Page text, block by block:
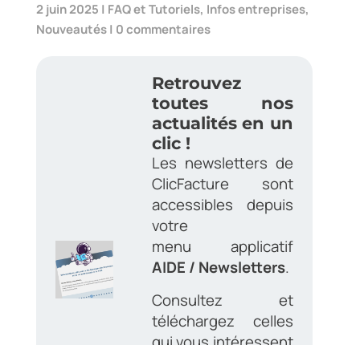
2 juin 2025 | FAQ et Tutoriels, Infos entreprises,
Nouveautés| 0 commentaires
Retrouvez
toutes nos
actualités en un
clic !
Les newsletters de
ClicFacture sont
accessibles depuis
votre
menu applicatif
AIDE / Newsletters.
Consultez et
téléchargez celles